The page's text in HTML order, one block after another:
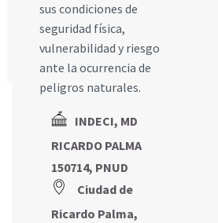
sus condiciones de
seguridad física,
vulnerabilidad y riesgo
ante la ocurrencia de
peligros naturales.
INDECI, MD
RICARDO PALMA
150714, PNUD
Ciudad de
Ricardo Palma,